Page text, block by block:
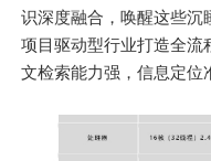
识深度融合，唤醒这些沉
项目驱动型行业打造全流
文检索能力强，信息定位